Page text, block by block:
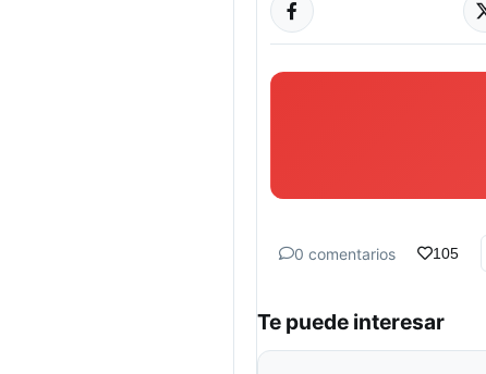
0 comentarios 105
Te puede interesar